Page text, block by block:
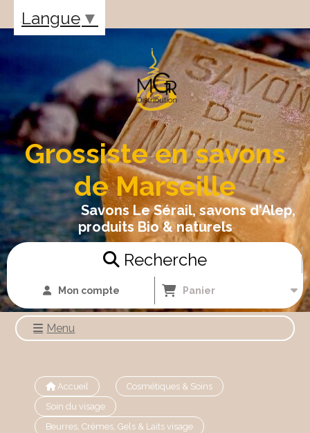
Grossiste en savons
de Marseille
Savons Le Sérail, savons d'Alep,
produits Bio & naturels
Recherche
Mon compte Panier
Menu
Accueil
Cosmétiques & Soins
Soin du visage
Beurres, Crèmes, Gels & Laits visage
Langue ▼